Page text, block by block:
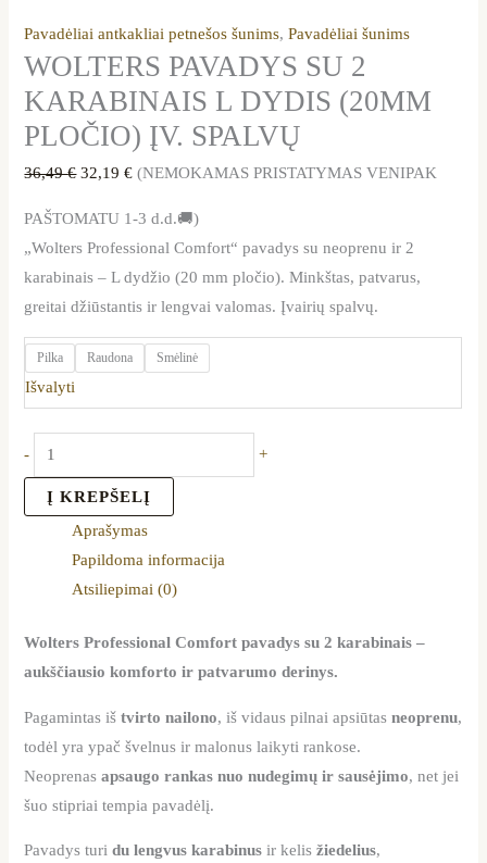
Pavadėliai antkakliai petnešos šunims,Pavadėliai šunims
WOLTERS PAVADYS SU 2
KARABINAIS L DYDIS (20MM
PLOČIO) ĮV. SPALVŲ
36,49€ 32,19€ (NEMOKAMAS PRISTATYMAS VENIPAK
PAŠTOMATU 1-3 d.d.🚚)
„Wolters Professional Comfort“ pavadys su neoprenu ir 2
karabinais – L dydžio (20 mm pločio). Minkštas, patvarus,
greitai džiūstantis ir lengvai valomas. Įvairių spalvų.
Pilka Raudona Smėlinė
Išvalyti
- +
Į KREPŠELĮ
Aprašymas
Papildoma informacija
Atsiliepimai (0)
Wolters Professional Comfort pavadys su 2 karabinais –
aukščiausio komforto ir patvarumo derinys.
Pagamintas ištvirto nailono, iš vidaus pilnai apsiūtasneoprenu,
todėl yra ypač švelnus ir malonus laikyti rankose.
Neoprenasapsaugo rankas nuo nudegimų ir sausėjimo, net jei
šuo stipriai tempia pavadėlį.
Pavadys turidu lengvus karabinus ir kelisžiedelius,